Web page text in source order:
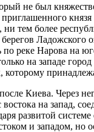
не был
тем более
реке Нарова на
на западе
Киева. Через
на запад,
развитой
и западом, но